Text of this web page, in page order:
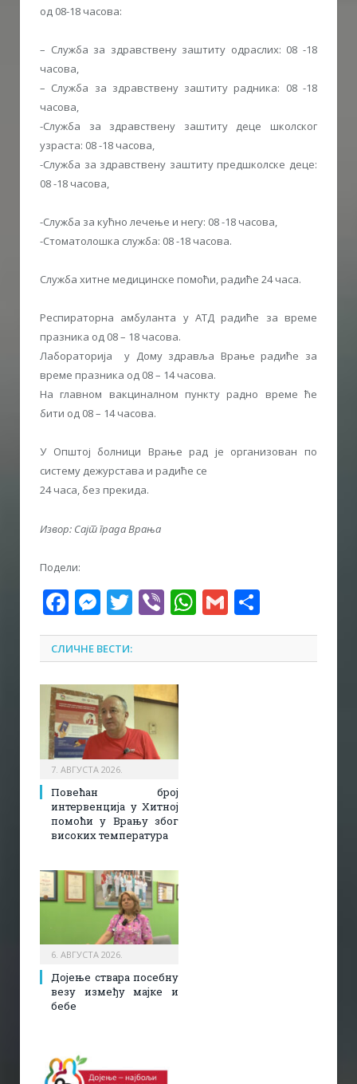
од 08-18 часова:
– Служба за здравствену заштиту одраслих: 08 -18
часова,
– Служба за здравствену заштиту радника: 08 -18
часова,
-Служба за здравствену заштиту деце школског
узрастa: 08 -18 часова,
-Служба за здравствену заштиту предшколске деце:
08 -18 часова,
-Служба за кућно лечење и негу: 08 -18 часова,
-Стоматолошка служба: 08 -18 часова.
Служба хитне медицинске помоћи, радиће 24 часа.
Респираторна амбуланта у АТД радиће за време
празника од 08 – 18 часова.
Лабораторија у Дому здравља Врање радиће за
време празника од 08 – 14 часова.
На главном вакциналном пункту радно време ће
бити од 08 – 14 часова.
У Општој болници Врање рад је организован по
систему дежурстава и радиће се
24 часа, без прекида.
Извор: Сајт града Врања
Подели:
Facebook
Messenger
Twitter
ViberWhatsApp
Gmail
СЛИЧНЕ ВЕСТИ:
7. АВГУСТА 2026.
Повећан број
интервенција у Хитној
помоћи у Врању због
високих температура
6. АВГУСТА 2026.
Дојење ствара посебну
везу између мајке и
бебе